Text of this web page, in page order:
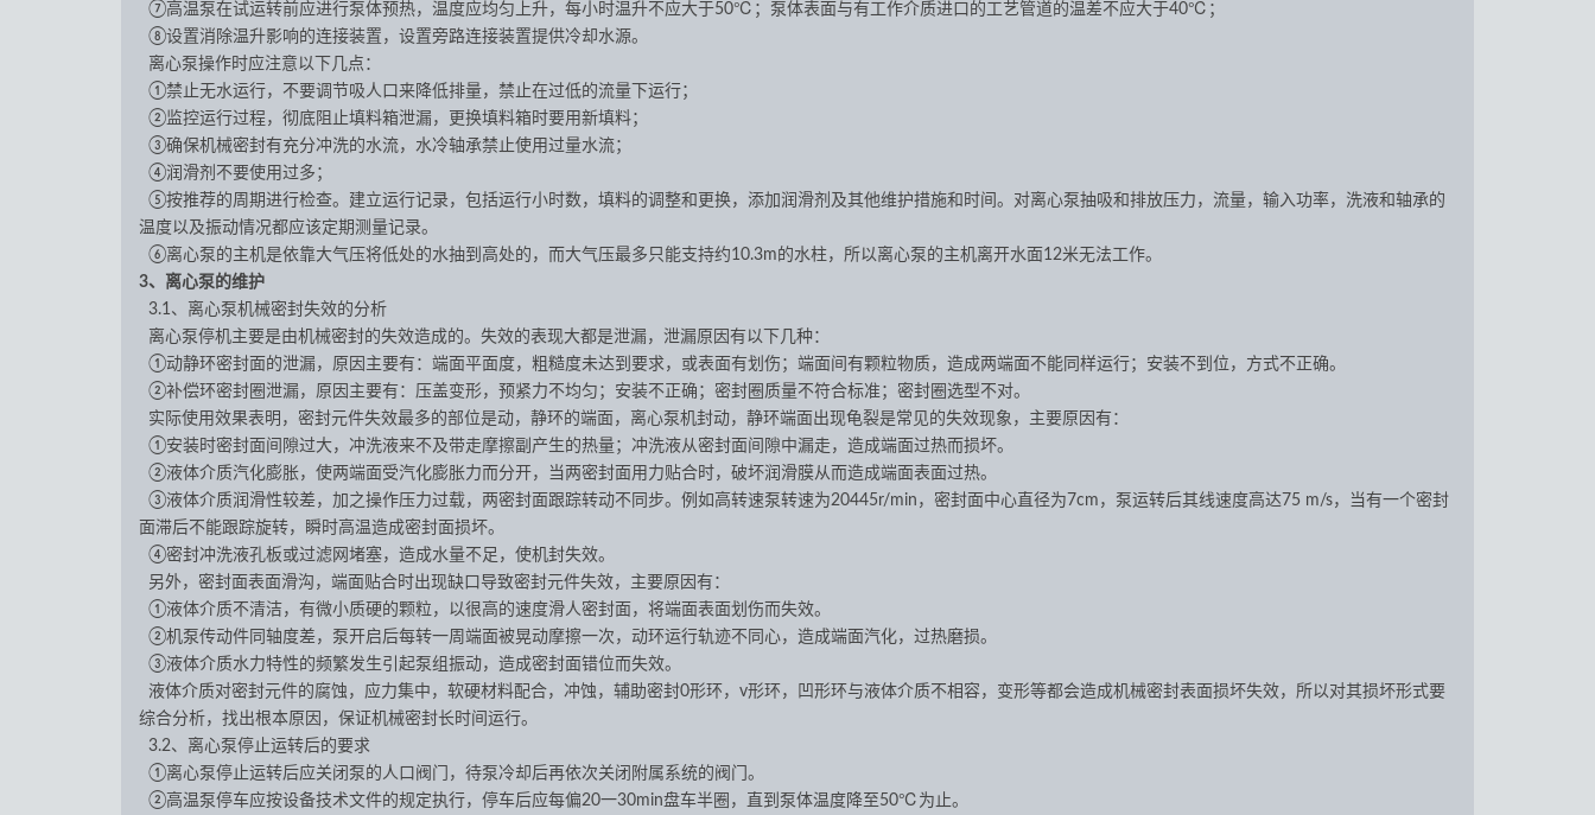
⑦高温泵在试运转前应进行泵体预热，温度应均匀上升，每小时温升不应大于50℃；泵体表面与有工作介质进口的工艺管道的温差不应大于40℃；
⑧设置消除温升影响的连接装置，设置旁路连接装置提供冷却水源。
离心泵操作时应注意以下几点：
①禁止无水运行，不要调节吸人口来降低排量，禁止在过低的流量下运行；
②监控运行过程，彻底阻止填料箱泄漏，更换填料箱时要用新填料；
③确保机械密封有充分冲洗的水流，水冷轴承禁止使用过量水流；
④润滑剂不要使用过多；
⑤按推荐的周期进行检查。建立运行记录，包括运行小时数，填料的调整和更换，添加润滑剂及其他维护措施和时间。对离心泵抽吸和排放压力，流量，输入功率，洗液和轴承的
温度以及振动情况都应该定期测量记录。
⑥离心泵的主机是依靠大气压将低处的水抽到高处的，而大气压最多只能支持约10.3m的水柱，所以离心泵的主机离开水面12米无法工作。
3、离心泵的维护
3.1、离心泵机械密封失效的分析
离心泵停机主要是由机械密封的失效造成的。失效的表现大都是泄漏，泄漏原因有以下几种：
①动静环密封面的泄漏，原因主要有：端面平面度，粗糙度未达到要求，或表面有划伤；端面间有颗粒物质，造成两端面不能同样运行；安装不到位，方式不正确。
②补偿环密封圈泄漏，原因主要有：压盖变形，预紧力不均匀；安装不正确；密封圈质量不符合标准；密封圈选型不对。
实际使用效果表明，密封元件失效最多的部位是动，静环的端面，离心泵机封动，静环端面出现龟裂是常见的失效现象，主要原因有：
①安装时密封面间隙过大，冲洗液来不及带走摩擦副产生的热量；冲洗液从密封面间隙中漏走，造成端面过热而损坏。
②液体介质汽化膨胀，使两端面受汽化膨胀力而分开，当两密封面用力贴合时，破坏润滑膜从而造成端面表面过热。
③液体介质润滑性较差，加之操作压力过载，两密封面跟踪转动不同步。例如高转速泵转速为20445r/min，密封面中心直径为7cm，泵运转后其线速度高达75 m/s，当有一个密封
面滞后不能跟踪旋转，瞬时高温造成密封面损坏。
④密封冲洗液孔板或过滤网堵塞，造成水量不足，使机封失效。
另外，密封面表面滑沟，端面贴合时出现缺口导致密封元件失效，主要原因有：
①液体介质不清洁，有微小质硬的颗粒，以很高的速度滑人密封面，将端面表面划伤而失效。
②机泵传动件同轴度差，泵开启后每转一周端面被晃动摩擦一次，动环运行轨迹不同心，造成端面汽化，过热磨损。
③液体介质水力特性的频繁发生引起泵组振动，造成密封面错位而失效。
液体介质对密封元件的腐蚀，应力集中，软硬材料配合，冲蚀，辅助密封0形环，v形环，凹形环与液体介质不相容，变形等都会造成机械密封表面损坏失效，所以对其损坏形式要
综合分析，找出根本原因，保证机械密封长时间运行。
3.2、离心泵停止运转后的要求
①离心泵停止运转后应关闭泵的人口阀门，待泵冷却后再依次关闭附属系统的阀门。
②高温泵停车应按设备技术文件的规定执行，停车后应每偏20一30min盘车半圈，直到泵体温度降至50℃为止。